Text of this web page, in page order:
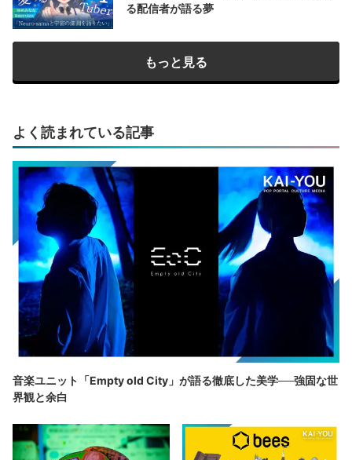
る配信者が語る夢
もっと見る
よく読まれている記事
音楽ユニット「Empty old City」が語る徹底した美学──強固な世
界観と余白